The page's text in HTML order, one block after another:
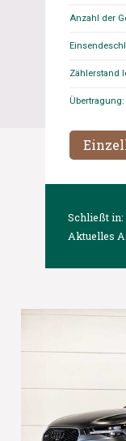
Anzahl der
Zählerstand
Übertragung:
Schließt in:
Aktuelles